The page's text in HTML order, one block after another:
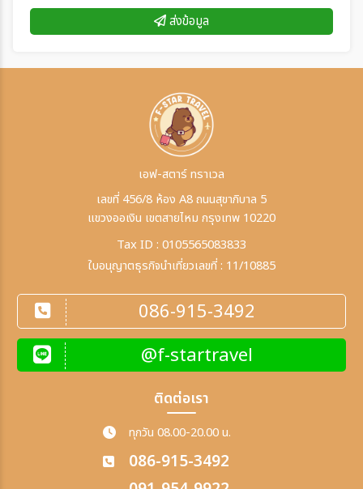
ส่งข้อมูล
เอฟ-สตาร์ ทราเวล
เลขที่ 456/8 ห้อง A8 ถนนสุขาภิบาล 5
แขวงออเงิน เขตสายไหม กรุงเทพ 10220
Tax ID : 0105565083833
ใบอนุญาตธุรกิจนำเที่ยวเลขที่ : 11/10885
086-915-3492
@f-startravel
ติดต่อเรา
ทุกวัน 08.00-20.00 น.
086-915-3492